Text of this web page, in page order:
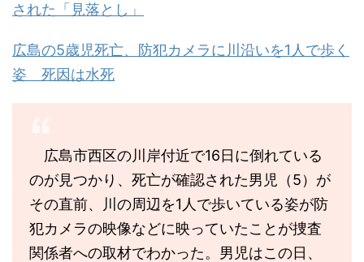
された「見落とし」
広島の5歳児死亡、防犯カメラに川沿いを1人で歩く
姿 死因は水死
広島市西区の川岸付近で16日に倒れている
のが見つかり、死亡が確認された男児（5）が
その直前、川の周辺を1人で歩いている姿が防
犯カメラの映像などに映っていたことが捜査
関係者への取材でわかった。男児はこの日、